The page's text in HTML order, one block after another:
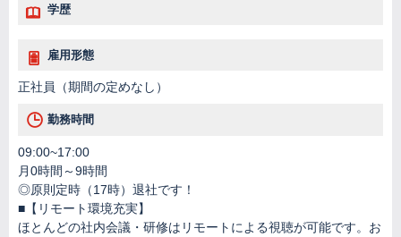
学歴
雇用形態
正社員（期間の定めなし）
勤務時間
09:00~17:00
月0時間～9時間
◎原則定時（17時）退社です！
■【リモート環境充実】
ほとんどの社内会議・研修はリモートによる視聴が可能です。お